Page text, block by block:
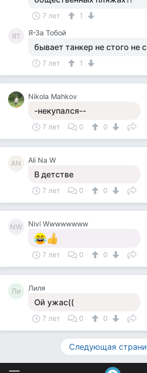
7 лет 1
ЯТ Я-За Тобой
бывает танкер не стого не
7 лет 1
Nikola Mahkov
-некупался--
7 лет 0 0
AN Ali Na W
В детстве
7 лет 0 0
NW Nivi Wwwwwwww
7 лет 0 0
Ли Лиля
Ой ужас((
7 лет 0 0
Следующая